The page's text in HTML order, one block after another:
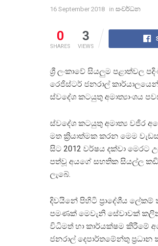
16 September 2018 in සංවර්ධන
0
SHARES
3
VIEWS
ශ්‍රී ලංකාවේ සියලුම පළාත්වල
රෙජිස්ටර් ජනරාල්
ස්වදේශ කටයුතු අමාත්‍යාංශය
ස්වදේශ කටයුතු අමාත්‍ය වජිර
මත ක්‍රියාත්මක කරන මෙම
සිට 2012 වර්ෂය දක්වා
පත්වූ අයගේ සහතික සියල්ල
ලැබේ.
දිවයිනේ පිහිටි ප්‍රාදේශීය ලේකම්
පමණක් මෙවැනි සේවාවක්
විධිමත් හා කාර්යක්ෂම කිරීමේ
ජනරාල් දෙපාර්තමේන්තු ප්‍රධාන